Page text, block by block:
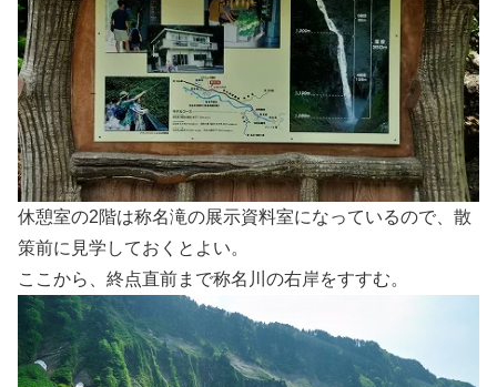
休憩室の2階は称名滝の展示資料室になっているので、散
策前に見学しておくとよい。
ここから、終点直前まで称名川の右岸をすすむ。